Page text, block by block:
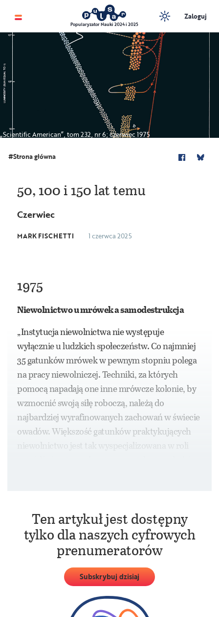
Popularyzator Nauki 2024 i 2025
Zaloguj
„Scientific American”, tom 232, nr 6; czerwiec 1975
Strona główna
50, 100 i 150 lat temu
Czerwiec
MARK FISCHETTI 1 czerwca 2025
1975
Niewolnictwo u mrówek a samodestrukcja
„Instytucja niewolnictwa nie występuje
wyłącznie u ludzkich społeczeństw. Co najmniej
35 gatunków mrówek w pewnym stopniu polega
na pracy niewolniczej. Techniki, za których
pomocą napadają one inne mrówcze kolonie, by
wzmocnić swoją siłę roboczą, należą do
najbardziej wyrafinowanych zachowań w świecie
owadów. Większość gatunków praktykujących
niewolnictwo jest tak wyspecjalizowana w roli
Ten artykuł jest dostępny
tylko dla naszych cyfrowych
prenumeratorów
Subskrybuj dzisiaj